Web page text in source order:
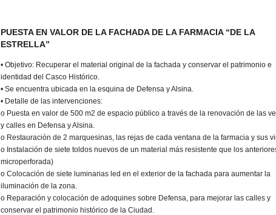
PUESTA EN VALOR DE LA FACHADA DE LA FARMACIA “DE LA
ESTRELLA”
• Objetivo: Recuperar el material original de la fachada y conservar el patrimonio e
identidad del Casco Histórico.
• Se encuentra ubicada en la esquina de Defensa y Alsina.
• Detalle de las intervenciones:
o Puesta en valor de 500 m2 de espacio público a través de la renovación de las
y calles en Defensa y Alsina.
o Restauración de 2 marquesinas, las rejas de cada ventana de la farmacia y sus
o Instalación de siete toldos nuevos de un material más resistente que los
microperforada)
o Colocación de siete luminarias led en el exterior de la fachada para aumentar la
iluminación de la zona.
o Reparación y colocación de adoquines sobre Defensa, para mejorar las calles y
conservar el patrimonio histórico de la Ciudad.